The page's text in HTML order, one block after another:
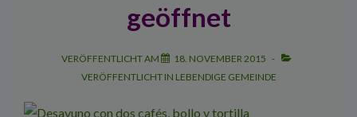
geöffnet
VERÖFFENTLICHT AM
18. NOVEMBER 2015
VERÖFFENTLICHT IN LEBENDIGE GEMEINDE